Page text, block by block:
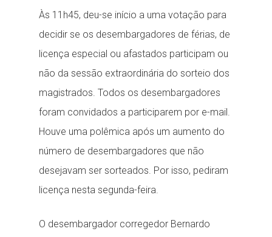
Às 11h45, deu-se início a uma votação para
decidir se os desembargadores de férias, de
licença especial ou afastados participam ou
não da sessão extraordinária do sorteio dos
magistrados. Todos os desembargadores
foram convidados a participarem por e-mail.
Houve uma polêmica após um aumento do
número de desembargadores que não
desejavam ser sorteados. Por isso, pediram
licença nesta segunda-feira.
O desembargador corregedor Bernardo